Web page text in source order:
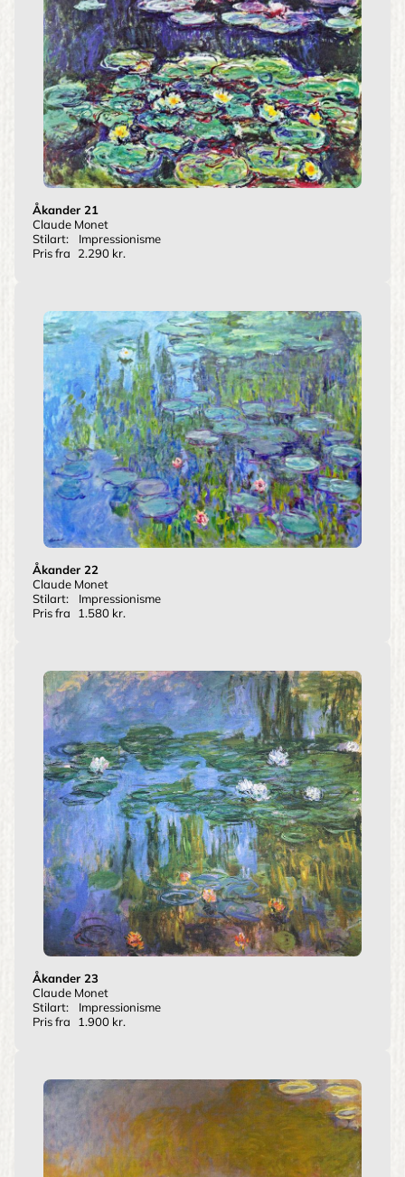
Åkander 21
Claude Monet
Stilart:
Impressionisme
Pris fra
2.290 kr.
Åkander 22
Claude Monet
Stilart:
Impressionisme
Pris fra
1.580 kr.
Åkander 23
Claude Monet
Stilart:
Impressionisme
Pris fra
1.900 kr.